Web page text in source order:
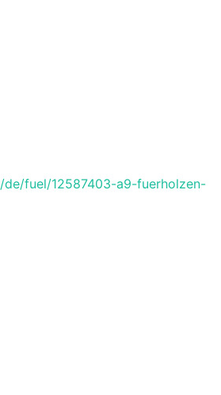
fuel/12587403-a9-fuerholzen-